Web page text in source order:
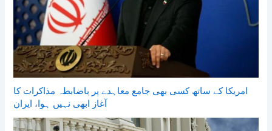
امریکا کے ساتھ کسی بھی جامع معاہدے پر باضابطہ مذاکرات کا
آغاز ابھی نہیں ہوا، ایران